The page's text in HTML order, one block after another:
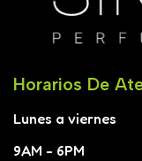
Horarios De
Lunes a viernes
9AM - 6PM